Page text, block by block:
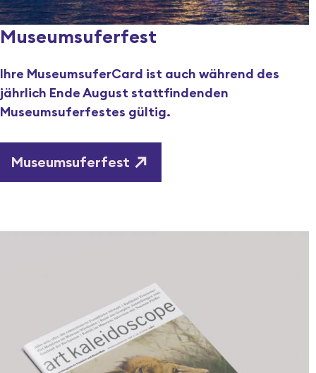
Museumsuferfest
Ihre MuseumsuferCard ist auch während des
jährlich Ende August stattfindenden
Museumsuferfestes gültig.
Museumsuferfest